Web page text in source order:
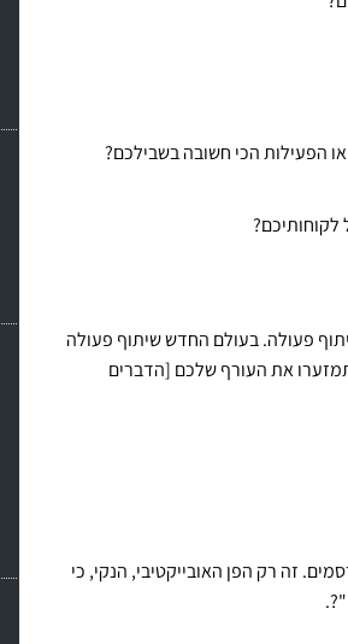
הפעילות הכי חשובה בשבילכם?
לקוחותיכם?
פעולה. בעולם החדש שיתוף פעולה
את העורף שלכם [הדברים
זה רק הפן האובייקטיבי, הנקי, כי